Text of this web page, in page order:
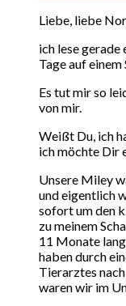
Liebe, liebe
ich lese gerade
Tage auf einem
Es tut mir so
von mir.
Weißt Du, ich
ich möchte Dir
Unsere Miley
und eigentlich
sofort um den
zu meinem
11 Monate
haben durch
Tierarztes
waren wir im